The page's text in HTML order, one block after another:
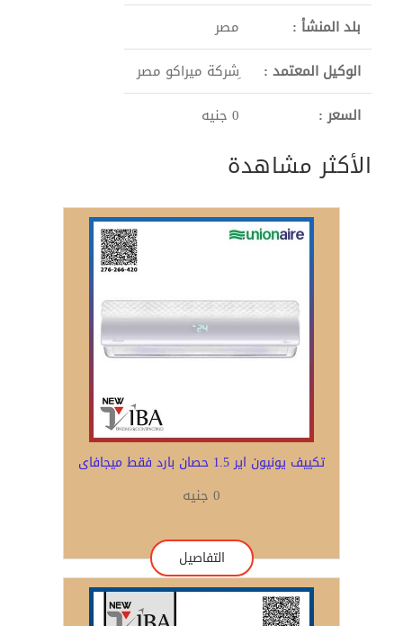
بلد المنشأ :
مصر
الوكيل المعتمد :
ِشركة ميراكو مصر
السعر :
0 جنيه
الأكثر مشاهدة
تكييف يونيون اير 1.5 حصان بارد فقط ميجافاى
0 جنيه
التفاصيل